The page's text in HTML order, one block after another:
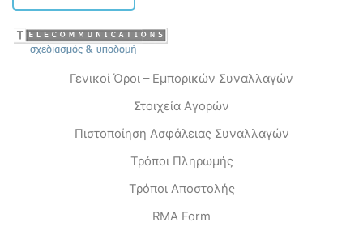
Γενικοί Όροι – Εμπορικών Συναλλαγών
Στοιχεία Αγορών
Πιστοποίηση Ασφάλειας Συναλλαγών
Τρόποι Πληρωμής
Τρόποι Αποστολής
RMA Form